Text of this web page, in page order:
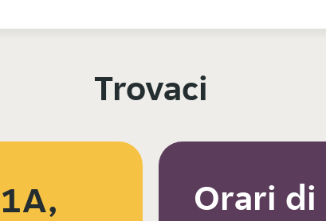
Trovaci
Orari